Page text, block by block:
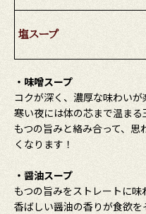
塩スープ
・味噌スープ
コクが深く、濃厚な味わいが
寒い夜には体の芯まで温まる
もつの旨みと絡み合って、
くなります！
・醤油スープ
もつの旨みをストレートに味
香ばしい醤油の香りが食欲